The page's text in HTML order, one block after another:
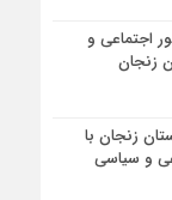
اجتماعی و
زنجان
زنجان با
و سیاسی